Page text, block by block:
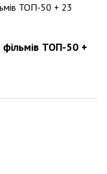
ТОП-50 +